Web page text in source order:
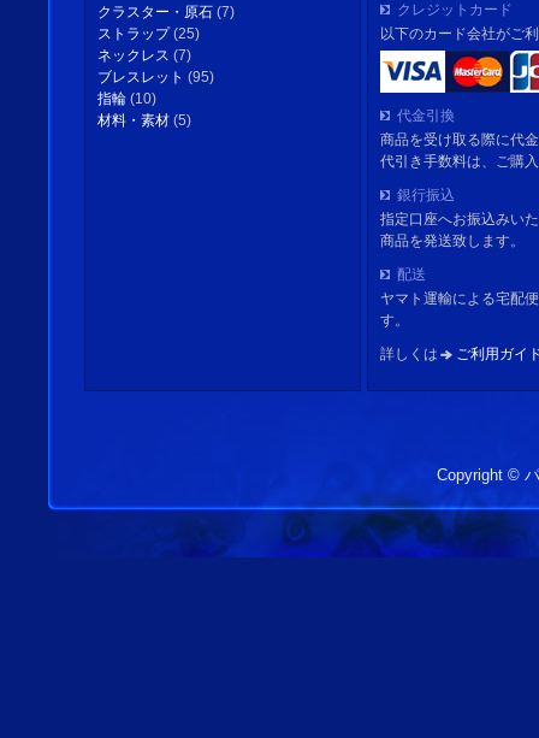
クラスター・原石 (7)
ストラップ(25)
ネックレス (7)
ブレスレット (95)
指輪 (10)
材料・素材 (5)
クレジットカード
以下のカード会社がご
代金引換
商品を受け取る際に代
代引き手数料は、ご購
銀行振込
指定口座へお振込みい
商品を発送致します。
配送
ヤマト運輸による宅配
す。
詳しくは
ご利用ガイ
Copyright ©